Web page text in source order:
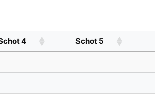
4 Schot 5